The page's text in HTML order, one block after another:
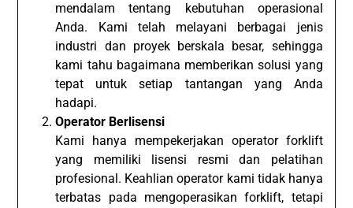
mendalam tentang kebutuhan operasional
Anda. Kami telah melayani berbagai jenis
industri dan proyek berskala besar, sehingga
kami tahu bagaimana memberikan solusi yang
tepat untuk setiap tantangan yang Anda
hadapi.
Operator Berlisensi
Kami hanya mempekerjakan operator forklift
yang memiliki lisensi resmi dan pelatihan
profesional. Keahlian operator kami tidak hanya
terbatas pada mengoperasikan forklift, tetapi